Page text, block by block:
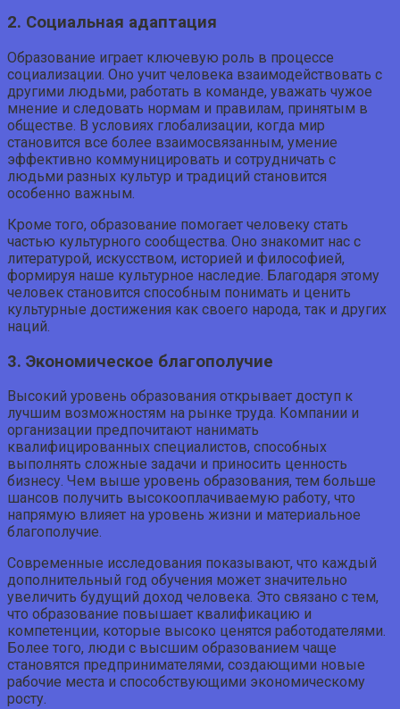
2. Социальная адаптация
Образование играет ключевую роль в процессе
социализации. Оно учит человека взаимодействовать с
другими людьми, работать в команде, уважать чужое
мнение и следовать нормам и правилам, принятым в
обществе. В условиях глобализации, когда мир
становится все более взаимосвязанным, умение
эффективно коммуницировать и сотрудничать с
людьми разных культур и традиций становится
особенно важным.
Кроме того, образование помогает человеку стать
частью культурного сообщества. Оно знакомит нас с
литературой, искусством, историей и философией,
формируя наше культурное наследие. Благодаря этому
человек становится способным понимать и ценить
культурные достижения как своего народа, так и других
наций.
3. Экономическое благополучие
Высокий уровень образования открывает доступ к
лучшим возможностям на рынке труда. Компании и
организации предпочитают нанимать
квалифицированных специалистов, способных
выполнять сложные задачи и приносить ценность
бизнесу. Чем выше уровень образования, тем больше
шансов получить высокооплачиваемую работу, что
напрямую влияет на уровень жизни и материальное
благополучие.
Современные исследования показывают, что каждый
дополнительный год обучения может значительно
увеличить будущий доход человека. Это связано с тем,
что образование повышает квалификацию и
компетенции, которые высоко ценятся работодателями.
Более того, люди с высшим образованием чаще
становятся предпринимателями, создающими новые
рабочие места и способствующими экономическому
росту.